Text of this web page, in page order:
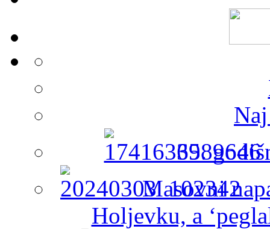
65.
Masovni
Holjevku, a